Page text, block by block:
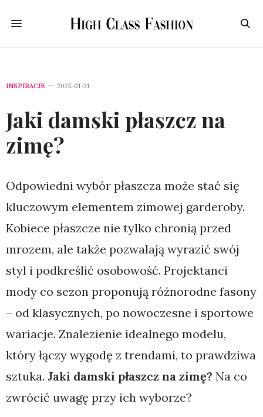
INSPIRACJE 2025-01-31
Jaki damski płaszcz na
zimę?
Odpowiedni wybór płaszcza może stać się
kluczowym elementem zimowej garderoby.
Kobiece płaszcze nie tylko chronią przed
mrozem, ale także pozwalają wyrazić swój
styl i podkreślić osobowość. Projektanci
mody co sezon proponują różnorodne fasony
– od klasycznych, po nowoczesne i sportowe
wariacje. Znalezienie idealnego modelu,
który łączy wygodę z trendami, to prawdziwa
sztuka. Jaki damski płaszcz na zimę? Na co
zwrócić uwagę przy ich wyborze?